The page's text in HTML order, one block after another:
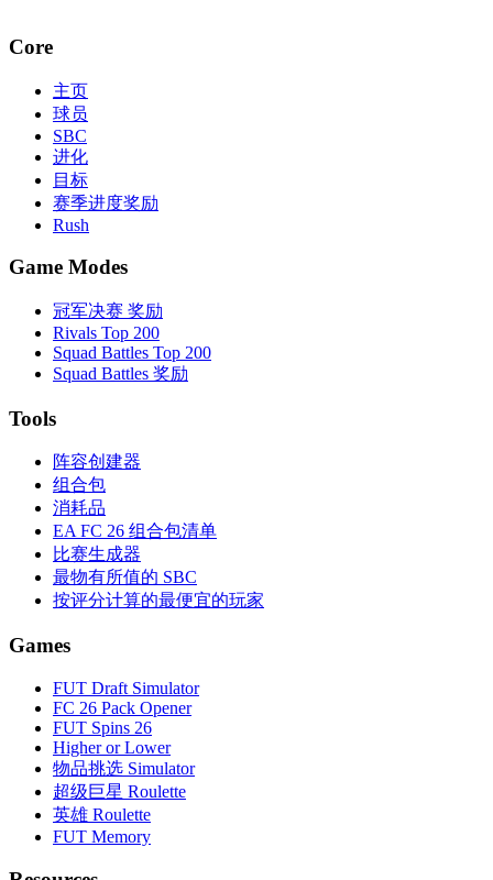
Core
主页
球员
SBC
进化
目标
赛季进度奖励
Rush
Game Modes
冠军决赛 奖励
Rivals Top 200
Squad Battles Top 200
Squad Battles 奖励
Tools
阵容创建器
组合包
消耗品
EA FC 26 组合包清单
比赛生成器
最物有所值的 SBC
按评分计算的最便宜的玩家
Games
FUT Draft Simulator
FC 26 Pack Opener
FUT Spins 26
Higher or Lower
物品挑选 Simulator
超级巨星 Roulette
英雄 Roulette
FUT Memory